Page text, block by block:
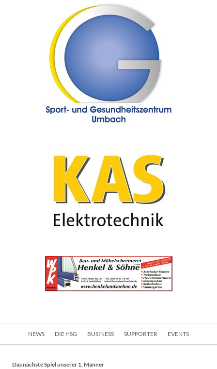
NEWS DIE HSG BUSINESS SUPPORTER EVENTS
Das nächste Spiel unserer 1. Männer